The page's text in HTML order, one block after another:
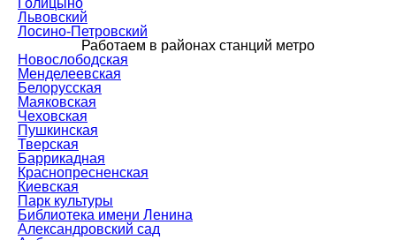
Львовский
Лосино-Петровский
Работаем в районах станций метро
Новослободская
Менделеевская
Белорусская
Маяковская
Чеховская
Пушкинская
Тверская
Баррикадная
Краснопресненская
Киевская
Парк культуры
Библиотека имени Ленина
Александровский сад